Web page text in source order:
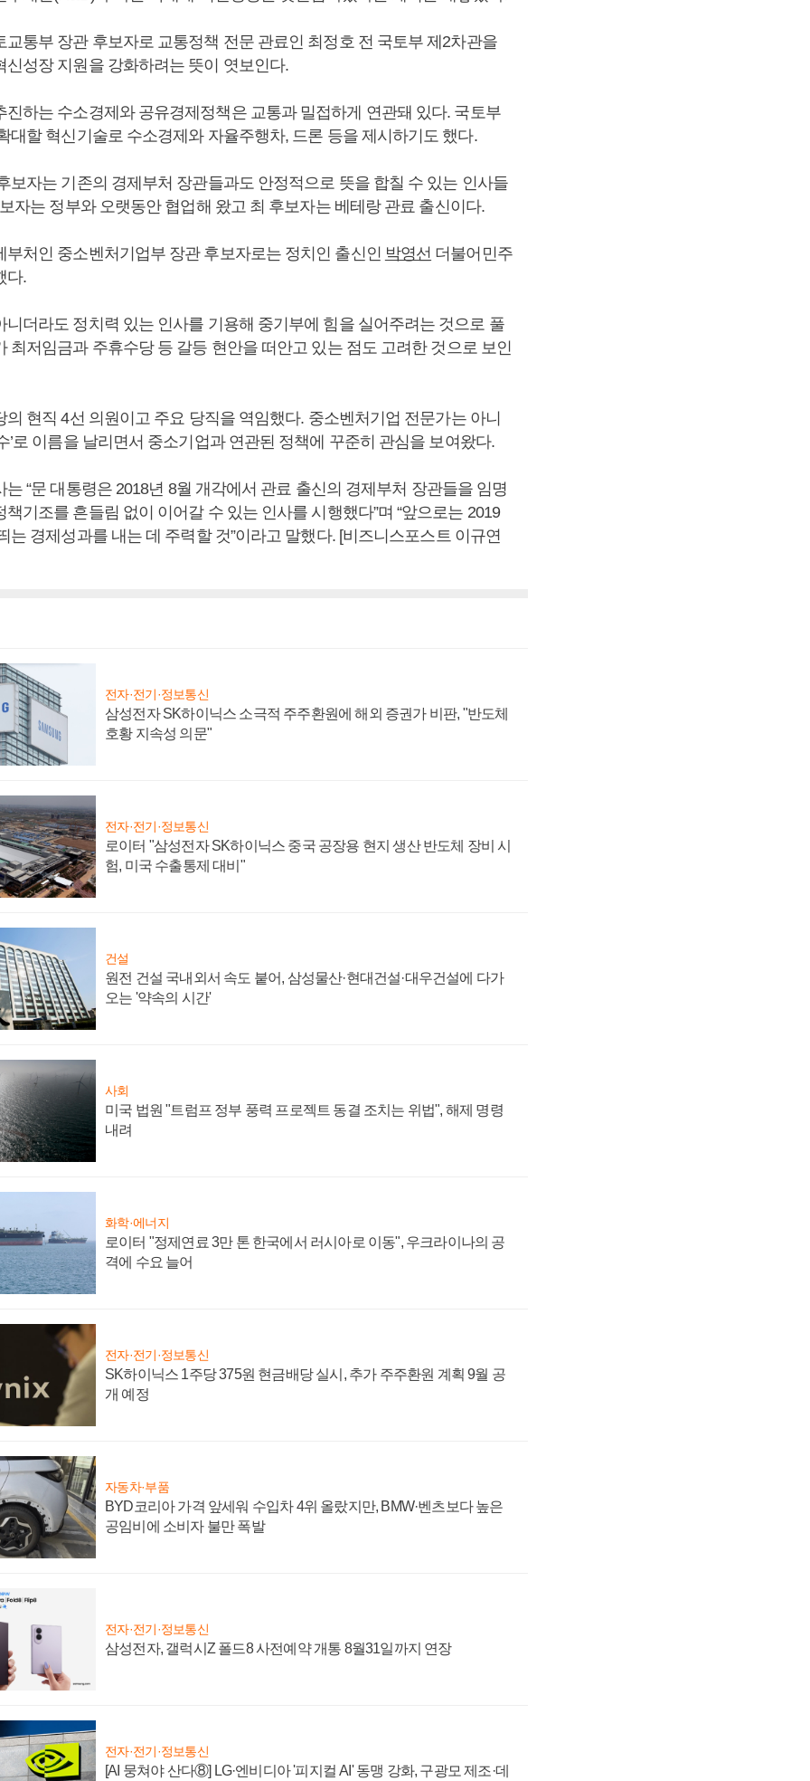
교통부 장관 후보자로 교통정책 전문 관료인 최정호 전 국토부 제2차관을
신성장 지원을 강화하려는 뜻이 엿보인다.
하는 수소경제와 공유경제정책은 교통과 밀접하게 연관돼 있다. 국토부
대할 혁신기술로 수소경제와 자율주행차, 드론 등을 제시하기도 했다.
보자는 기존의 경제부처 장관들과도 안정적으로 뜻을 합칠 수 있는 인사들
자는 정부와 오랫동안 협업해 왔고 최 후보자는 베테랑 관료 출신이다.
부처인 중소벤처기업부 장관 후보자로는 정치인 출신인 박영선 더불어민주
다.
니더라도 정치력 있는 인사를 기용해 중기부에 힘을 실어주려는 것으로 풀
최저임금과 주휴수당 등 갈등 현안을 떠안고 있는 점도 고려한 것으로 보인
의 현직 4선 의원이고 주요 당직을 역임했다. 중소벤처기업 전문가는 아니
’로 이름을 날리면서 중소기업과 연관된 정책에 꾸준히 관심을 보여왔다.
는 “문 대통령은 2018년 8월 개각에서 관료 출신의 경제부처 장관들을 임명
기조를 흔들림 없이 이어갈 수 있는 인사를 시행했다”며 “앞으로는 2019
는 경제성과를 내는 데 주력할 것”이라고 말했다. [비즈니스포스트 이규연
전자·전기·정보통신
삼성전자 SK하이닉스 소극적 주주환원에 해외 증권가 비판, "반도체
호황 지속성 의문"
전자·전기·정보통신
로이터 "삼성전자 SK하이닉스 중국 공장용 현지 생산 반도체 장비 시
험, 미국 수출통제 대비"
건설
원전 건설 국내외서 속도 붙어, 삼성물산·현대건설·대우건설에 다가
오는 '약속의 시간'
사회
미국 법원 "트럼프 정부 풍력 프로젝트 동결 조치는 위법", 해제 명령
내려
화학·에너지
로이터 "정제연료 3만 톤 한국에서 러시아로 이동", 우크라이나의 공
격에 수요 늘어
전자·전기·정보통신
SK하이닉스 1주당 375원 현금배당 실시, 추가 주주환원 계획 9월 공
개 예정
자동차·부품
BYD코리아 가격 앞세워 수입차 4위 올랐지만, BMW·벤츠보다 높은
공임비에 소비자 불만 폭발
전자·전기·정보통신
삼성전자, 갤럭시Z 폴드8 사전예약 개통 8월31일까지 연장
전자·전기·정보통신
[AI 뭉쳐야 산다⑧] LG·엔비디아 '피지컬 AI' 동맹 강화, 구광모 제조·데